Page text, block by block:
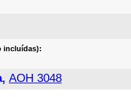
incluídas):
AOH 3048